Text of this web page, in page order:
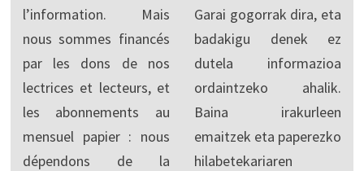
l’information. Mais
nous sommes financés
par les dons de nos
lectrices et lecteurs, et
les abonnements au
mensuel papier : nous
dépendons de la
Garai gogorrak dira, eta
badakigu denek ez
dutela informazioa
ordaintzeko ahalik.
Baina irakurleen
emaitzek eta paperezko
hilabetekariaren